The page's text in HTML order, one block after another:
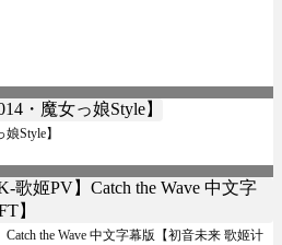
Style】
the Wave 中文字幕版【初音未来 歌姬计